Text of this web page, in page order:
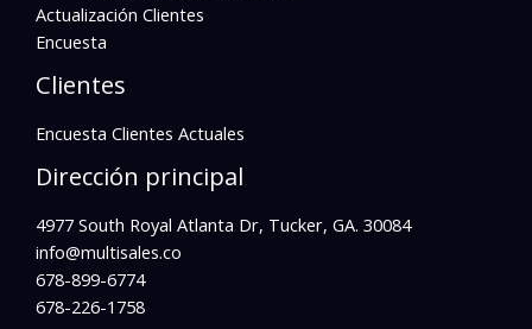
Actualización Clientes
Encuesta
Clientes
Encuesta Clientes Actuales
Dirección principal
4977 South Royal Atlanta Dr, Tucker, GA. 30084
info@multisales.co​
678-899-6774
678-226-1758